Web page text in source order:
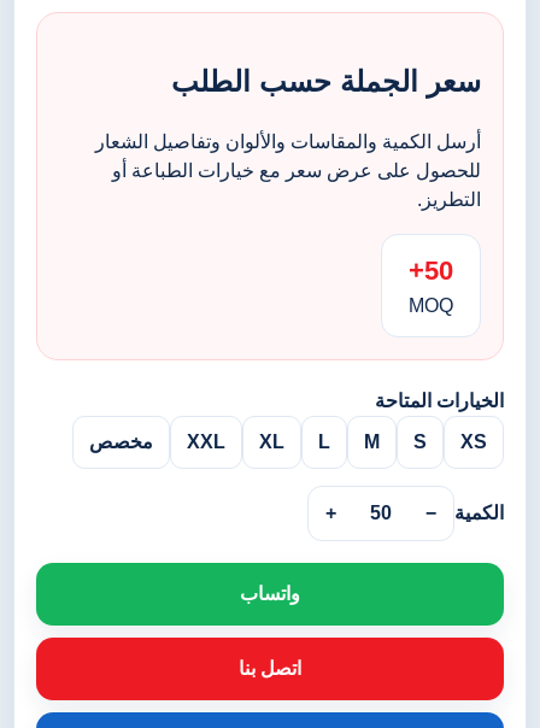
سعر الجملة حسب الطلب
أرسل الكمية والمقاسات والألوان وتفاصيل الشعار
للحصول على عرض سعر مع خيارات الطباعة أو
التطريز.
50+
MOQ
الخيارات المتاحة
XS
S
M
L
XL
XXL مخصص
الكمية −
50
+
واتساب
اتصل بنا